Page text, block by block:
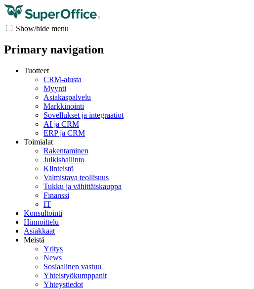
Show/hide menu
Primary navigation
Tuotteet
CRM-alusta
Myynti
Asiakaspalvelu
Markkinointi
Sovellukset ja integraatiot
AI ja CRM
ERP ja CRM
Toimialat
Rakentaminen
Julkishallinto
Kiinteistö
Valmistava teollisuus
Tukku ja vähittäiskauppa
Finanssi
IT
Konsultointi
Hinnoittelu
Asiakkaat
Meistä
Yritys
News
Sosiaalinen vastuu
Yhteistyökumppanit
Yhteystiedot